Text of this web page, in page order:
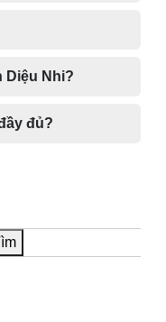
Diệu Nhi?
đủ?